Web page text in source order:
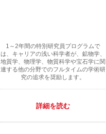
1～2年間の特別研究員プログラムで
は、キャリアの浅い科学者が、鉱物学、
地質学、物理学、物質科学や宝石学に関
連する他の分野でのフルタイムの学術研
究の追求を奨励します。
詳細を読む